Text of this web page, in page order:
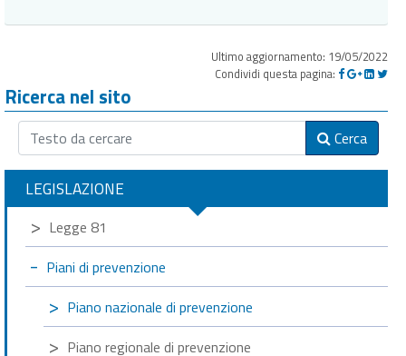
Ultimo aggiornamento: 19/05/2022
Condividi questa pagina:
Ricerca nel sito
Cerca
LEGISLAZIONE
Legge 81
Piani di prevenzione
Piano nazionale di prevenzione
Piano regionale di prevenzione